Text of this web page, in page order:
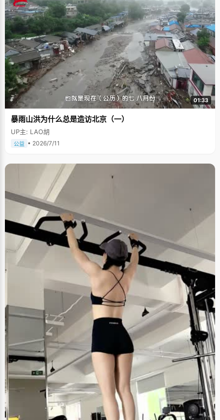
01:33
暴雨山洪为什么总是造访北京（一）
UP主: LAO胡
公益 • 2026/7/11